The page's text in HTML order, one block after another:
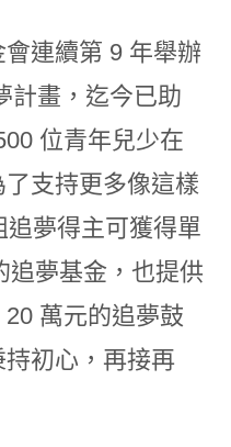
連續第 9 年舉辦
計畫，迄今已助
位青年兒少在
支持更多像這樣
追夢得主可獲得單
追夢基金，也提供
萬元的追夢鼓
初心，再接再